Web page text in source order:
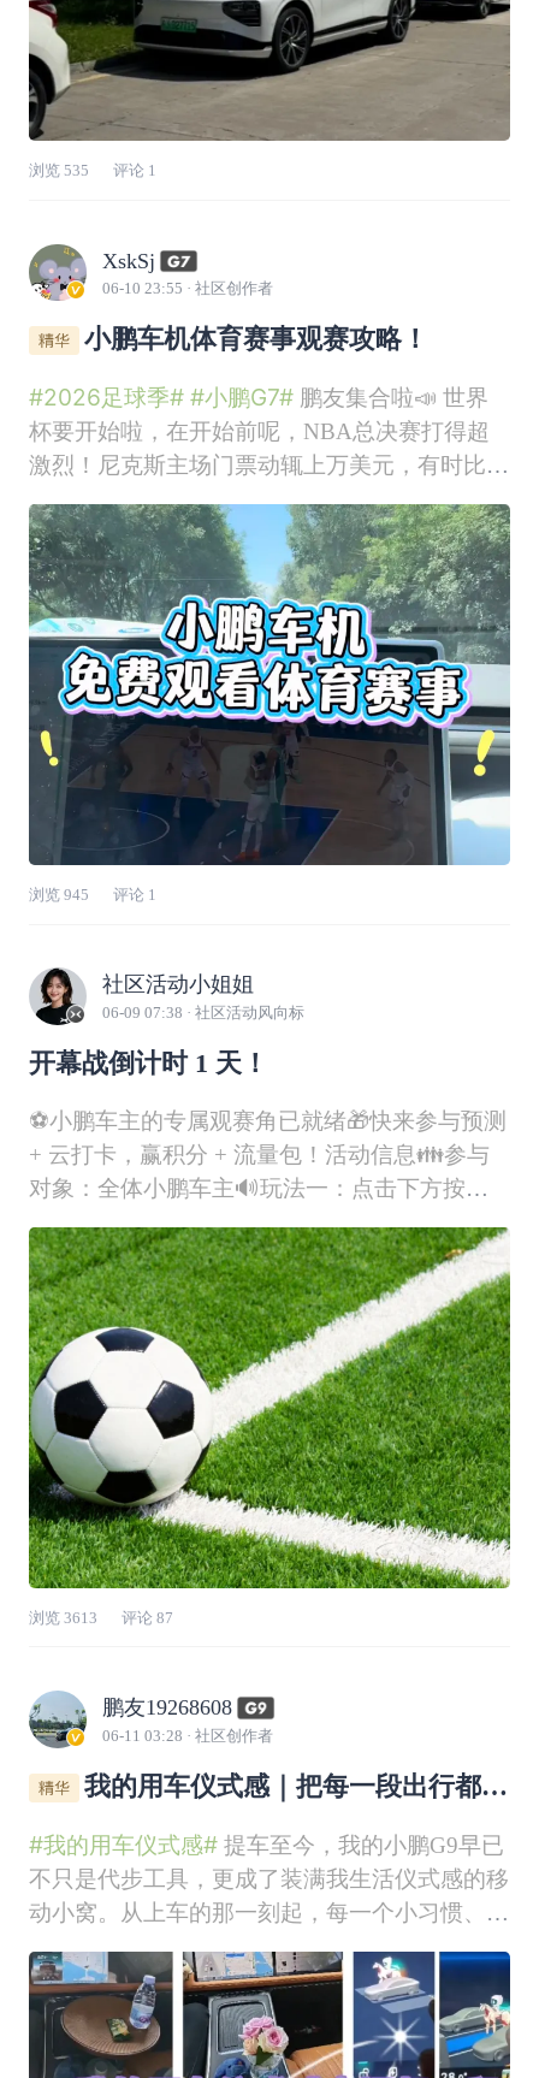
浏览 535 评论 1
XskSj
06-10 23:55 · 社区创作者
小鹏车机体育赛事观赛攻略！
#2026足球季# #小鹏G7#鹏友集合啦📣 世界
杯要开始啦，在开始前呢，NBA总决赛打得超
激烈！尼克斯主场门票动辄上万美元，有时比赛
时刚好又在车上！这么精彩的比赛 谁不想第一
时间观看啊！借着观看NBA决赛为例，分享3个
车载看球妙招，随时在车上看比赛啦👇✅央视频
车机版（免费）应用商店直接下载
浏览 945 评论 1
社区活动小姐姐
06-09 07:38 · 社区活动风向标
开幕战倒计时 1 天！
⚽️小鹏车主的专属观赛角已就绪🎁快来参与预测
+ 云打卡，赢积分 + 流量包！活动信息👪​​参与
对象​​：全体小鹏车主🔊玩法一：点击下方按
钮，猜胜负⏰活动时间​​：即日起—6月12日02:59
🎁竞猜幸运奖：比赛结束后，从竞猜正确的用户
中随机抽取30名，每人赠送18积分🔊玩法二：
评论区分享首
浏览 3613 评论 87
鹏友19268608
06-11 03:28 · 社区创作者
我的用车仪式感｜把每一段出行都过
#我的用车仪式感#提车至今，我的小鹏G9早已
不只是代步工具，更成了装满我生活仪式感的移
动小窝。从上车的那一刻起，每一个小习惯、每
一处小布置，都让出行变成了独属于我们的浪漫
时刻！一、专属用车习惯｜把日常开出专属节奏
我的用车仪式感，从上车那一刻就开始了。开启
迎宾音效，每次坐进驾驶位，先点上熟悉的歌